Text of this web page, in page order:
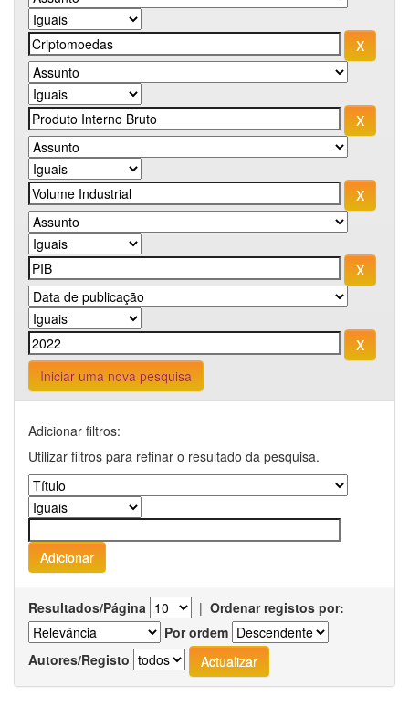
Iniciar uma nova pesquisa
Adicionar filtros:
Utilizar filtros para refinar o resultado da pesquisa.
Resultados/Página | Ordenar registos por:
Por ordem
Autores/Registo